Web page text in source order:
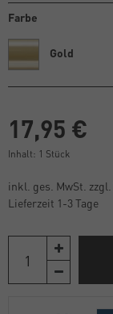
Farbe
Gold
17,95 €
Inhalt: 1 Stück
inkl. ges. MwSt. zzgl.
Lieferzeit 1-3 Tage